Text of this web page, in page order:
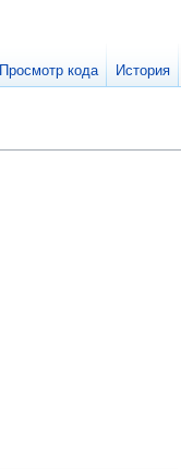
Просмотр кода История